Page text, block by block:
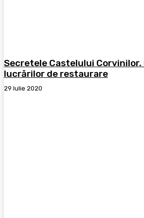
Secretele Castelului
lucrărilor de restaurare
29 Iulie 2020